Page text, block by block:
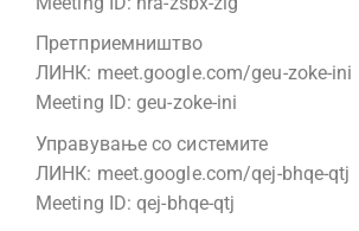
Претприемништво
ЛИНК: meet.google.com/geu-zoke-ini
Meeting ID: geu-zoke-ini
Управување со системите
ЛИНК: meet.google.com/qej-bhqe-qtj
Meeting ID: qej-bhqe-qtj